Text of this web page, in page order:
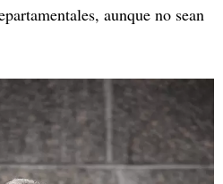
aunque no sean